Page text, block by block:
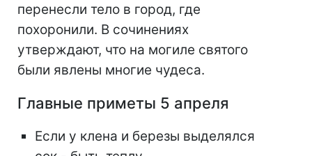
перенесли тело в город, где
похоронили. В сочинениях
утверждают, что на могиле святого
были явлены многие чудеса.
Главные приметы 5 апреля
Если у клена и березы выделялся